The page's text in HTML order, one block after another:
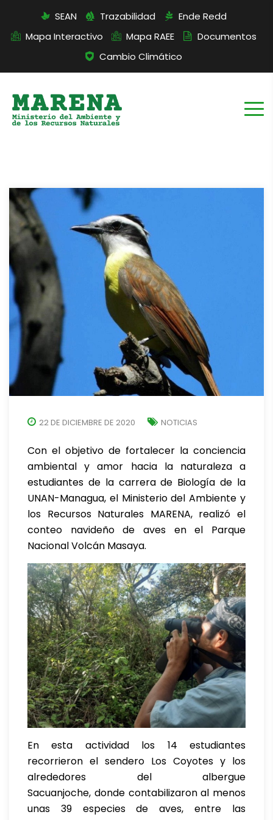
SEAN Trazabilidad
Ende Redd
Mapa Interactivo
Mapa RAEE
Documentos
Cambio Climático
22 DE DICIEMBRE DE 2020 NOTICIAS
Con el objetivo de fortalecer la conciencia
ambiental y amor hacia la naturaleza a
estudiantes de la carrera de Biología de la
UNAN-Managua, el Ministerio del Ambiente y
los Recursos Naturales MARENA, realizó el
conteo navideño de aves en el Parque
Nacional Volcán Masaya.
En esta actividad los 14 estudiantes
recorrieron el sendero Los Coyotes y los
alrededores del albergue
Sacuanjoche, donde contabilizaron al menos
unas 39 especies de aves, entre las